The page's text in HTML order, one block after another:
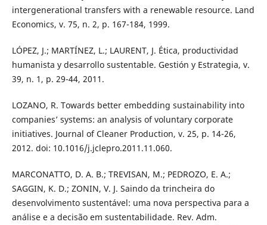
intergenerational transfers with a renewable resource. Land
Economics, v. 75, n. 2, p. 167-184, 1999.
LÓPEZ, J.; MARTÍNEZ, L.; LAURENT, J. Ética, productividad
humanista y desarrollo sustentable. Gestión y Estrategia, v.
39, n. 1, p. 29-44, 2011.
LOZANO, R. Towards better embedding sustainability into
companies’ systems: an analysis of voluntary corporate
initiatives. Journal of Cleaner Production, v. 25, p. 14-26,
2012. doi: 10.1016/j.jclepro.2011.11.060.
MARCONATTO, D. A. B.; TREVISAN, M.; PEDROZO, E. A.;
SAGGIN, K. D.; ZONIN, V. J. Saindo da trincheira do
desenvolvimento sustentável: uma nova perspectiva para a
análise e a decisão em sustentabilidade. Rev. Adm.